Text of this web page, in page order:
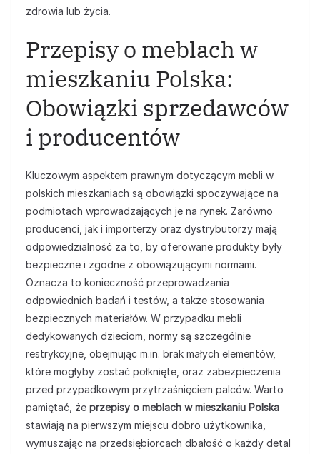
zdrowia lub życia.
Przepisy o meblach w
mieszkaniu Polska:
Obowiązki sprzedawców
i producentów
Kluczowym aspektem prawnym dotyczącym mebli w
polskich mieszkaniach są obowiązki spoczywające na
podmiotach wprowadzających je na rynek. Zarówno
producenci, jak i importerzy oraz dystrybutorzy mają
odpowiedzialność za to, by oferowane produkty były
bezpieczne i zgodne z obowiązującymi normami.
Oznacza to konieczność przeprowadzania
odpowiednich badań i testów, a także stosowania
bezpiecznych materiałów. W przypadku mebli
dedykowanych dzieciom, normy są szczególnie
restrykcyjne, obejmując m.in. brak małych elementów,
które mogłyby zostać połknięte, oraz zabezpieczenia
przed przypadkowym przytrzaśnięciem palców. Warto
pamiętać, że przepisy o meblach w mieszkaniu Polska
stawiają na pierwszym miejscu dobro użytkownika,
wymuszając na przedsiębiorcach dbałość o każdy detal